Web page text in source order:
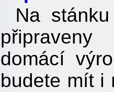
Na
domácí
budete mít i